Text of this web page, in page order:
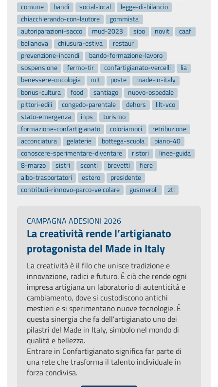
comune
bandi social-local
legge-di-bilancio
chiacchierando-con-lautore
gommista
autoriparazioni-sacco
mud-2023 sibo novit
caaf
bellanova
chiusura-estiva
restaur
prevenzione-incendi
bando-formazione-lavoro
sospensione
fermo-tir confartigianato-vercelli
lia
benessere-oncologia
mit poste
made-in-italy
bonus-cultura
food santiago
nuovo-ospedale
pittori-edili
congedo-parentale dehors
lilt-vco
stato-emergenza
inps
turismo
formazione-confartigianato
coloriamoci
retribuzione
acconciatura
gelaterie bottega-scuola
piano-40
conoscere-sperimentare-diventare
ristori
linee-guida
8-marzo
sistri sconti brevetti
fiere
albo-trasportatori
estero
presidente
contributi-rinnovo-parco-veicolare
gusmeroli ztl
CAMPAGNA ADESIONI 2026
La creatività rende l’artigianato
protagonista del Made in Italy
La creatività è il filo che unisce tradizione e
innovazione, radici e futuro. È ciò che rende ogni
impresa artigiana un laboratorio di autenticità e
cambiamento, dove si custodiscono antichi
mestieri e si sperimentano nuove tecnologie. È
questa sinergia che fa dell’artigianato uno dei
pilastri del Made in Italy, simbolo nel mondo di
qualità e bellezza.
Entrare in Confartigianato significa far parte di
una rete che trasforma il talento individuale in
forza condivisa.